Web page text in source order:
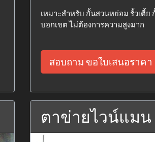
เหมาะสำหรับ กั้นสวนหย่อม รั้วเตี้ย
บอกเขต ไม่ต้องการความสูงมาก
สอบถาม ขอใบเสนอราคา
ตาข่ายไวน์แมน